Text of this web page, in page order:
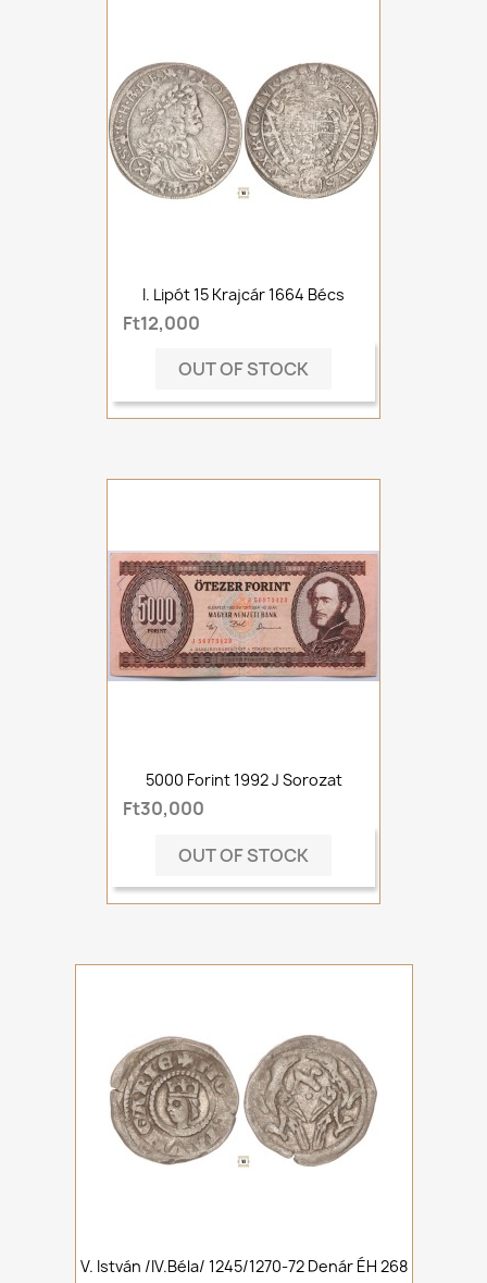
I. Lipót 15 Krajcár 1664 Bécs
Ft12,000
OUT OF STOCK
5000 Forint 1992 J Sorozat
Ft30,000
OUT OF STOCK
V. István /IV.Béla/ 1245/1270-72 Denár ÉH 268